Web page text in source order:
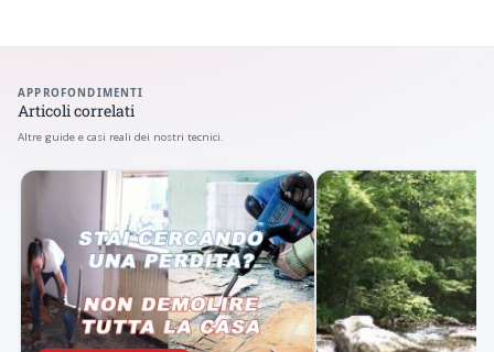
APPROFONDIMENTI
Articoli correlati
Altre guide e casi reali dei nostri tecnici.